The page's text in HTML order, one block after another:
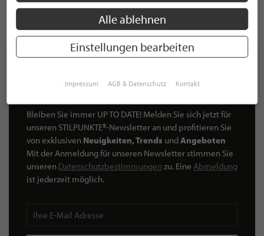
PROFIL
Bleiben Sie immer UP TO DATE! Melden Sie sich jetzt für
unseren STILPUNKTE®-Newsletter an und profitieren Sie
von exklusiven Neuigkeiten, Trends undAngeboten
Mit der Anmeldung für unseren Newsletter stimmen Sie
unseren Datenschutzbestimmungen zu. Eine Abmeldung
ist jederzeit möglich.
Alle ablehnen
Einstellungen bearbeiten
Impressum AGB & Datenschutz Kontakt